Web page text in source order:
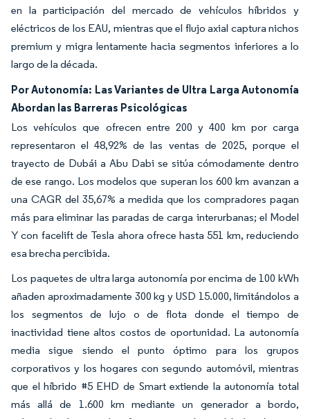
en la participación del mercado de vehículos híbridos y
eléctricos de los EAU, mientras que el flujo axial captura nichos
premium y migra lentamente hacia segmentos inferiores a lo
largo de la década.
Por Autonomía: Las Variantes de Ultra Larga Autonomía
Abordan las Barreras Psicológicas
Los vehículos que ofrecen entre 200 y 400 km por carga
representaron el 48,92% de las ventas de 2025, porque el
trayecto de Dubái a Abu Dabi se sitúa cómodamente dentro
de ese rango. Los modelos que superan los 600 km avanzan a
una CAGR del 35,67% a medida que los compradores pagan
más para eliminar las paradas de carga interurbanas; el Model
Y con facelift de Tesla ahora ofrece hasta 551 km, reduciendo
esa brecha percibida.
Los paquetes de ultra larga autonomía por encima de 100 kWh
añaden aproximadamente 300 kg y USD 15.000, limitándolos a
los segmentos de lujo o de flota donde el tiempo de
inactividad tiene altos costos de oportunidad. La autonomía
media sigue siendo el punto óptimo para los grupos
corporativos y los hogares con segundo automóvil, mientras
que el híbrido #5 EHD de Smart extiende la autonomía total
más allá de 1.600 km mediante un generador a bordo,